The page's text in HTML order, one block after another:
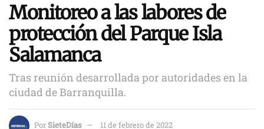
Monitoreo a las labores de
protección del Parque Isla
Salamanca
Tras reunión desarrollada por autoridades en la
ciudad de Barranquilla.
PorSieteDías 11 de febrero de 2022